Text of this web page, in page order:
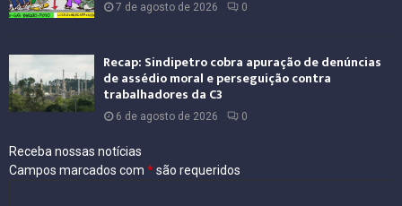
7 de agosto de 2026 0
Recap: Sindipetro cobra apuração de denúncias
de assédio moral e perseguição contra
trabalhadores da C3
6 de agosto de 2026 0
Receba nossas notícias
Campos marcados com *são requeridos